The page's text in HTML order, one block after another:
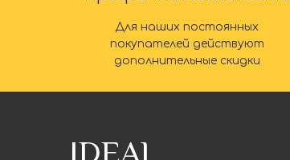
Для наших постоянных
покупателей действуют
дополнительные скидки